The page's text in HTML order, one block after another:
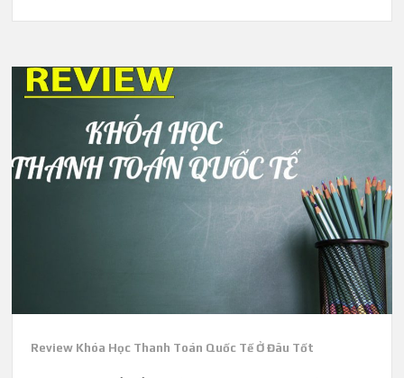
Review Khóa Học Thanh Toán Quốc Tế Ở Đâu Tốt